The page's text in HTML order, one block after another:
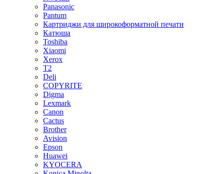
Panasonic
Pantum
Картриджи для широкоформатной печати
Катюша
Toshiba
Xiaomi
Xerox
T2
Deli
COPYRITE
Digma
Lexmark
Canon
Cactus
Brother
Avision
Epson
Huawei
KYOCERA